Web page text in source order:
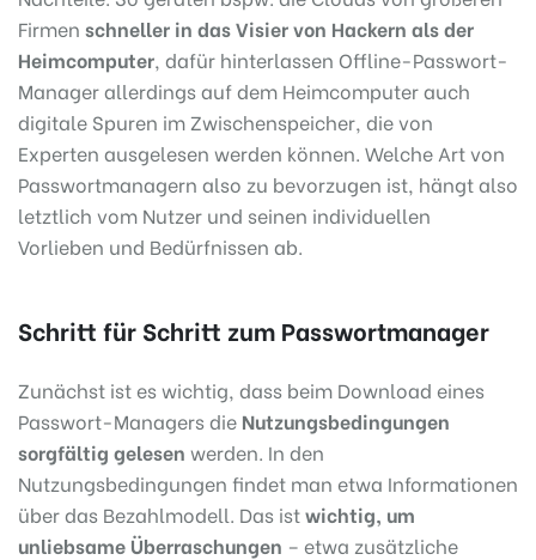
Firmen schneller in das Visier von Hackern als der
Heimcomputer, dafür hinterlassen Offline-Passwort-
Manager allerdings auf dem Heimcomputer auch
digitale Spuren im Zwischenspeicher, die von
Experten ausgelesen werden können. Welche Art von
Passwortmanagern also zu bevorzugen ist, hängt also
letztlich vom Nutzer und seinen individuellen
Vorlieben und Bedürfnissen ab.
Schritt für Schritt zum Passwortmanager
Zunächst ist es wichtig, dass beim Download eines
Passwort-Managers die Nutzungsbedingungen
sorgfältig gelesen werden. In den
Nutzungsbedingungen findet man etwa Informationen
über das Bezahlmodell. Das istwichtig, um
unliebsame Überraschungen – etwa zusätzliche